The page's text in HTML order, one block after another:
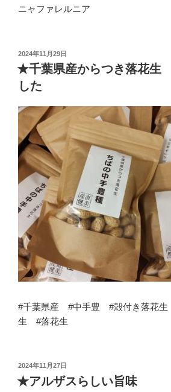
ニャファレルニア
投
稿
日:
2024年11月29日
★千葉県産からつき落花生
した
#千葉県産 #中手豊 #殻付き落花
生 #落花生
投
稿
日:
2024年11月27日
★アルザスらしい旨味